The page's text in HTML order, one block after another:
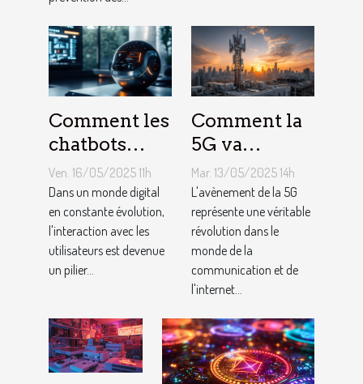
Comment les
chatbots
améliorent
l'engagement
et la
conversion
des
utilisateurs
Ven. 16/05/2025 11h
Dans un monde digital
en constante évolution,
l'interaction avec les
utilisateurs est devenue
un pilier...
Comment la
5G va
transformer
l'internet des
objets
Analyse de
l'impact et
des
Mar. 13/05/2025 14h
L'avènement de la 5G
représente une véritable
révolution dans le
monde de la
communication et de
l'internet...